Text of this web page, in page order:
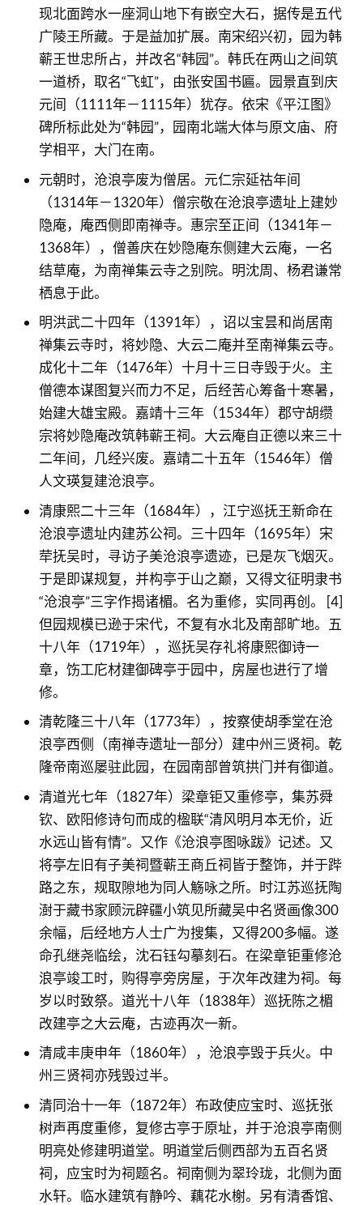
现北面跨水一座洞山地下有嵌空大石，据传是五代
广陵王所藏。于是益加扩展。南宋绍兴初，园为韩
蕲王世忠所占，并改名“韩园”。韩氏在两山之间筑
一道桥，取名“飞虹”，由张安国书匾。园景直到庆
元间（1111年－1115年）犹存。依宋《平江图》
碑所标此处为“韩园”，园南北端大体与原文庙、府
学相平，大门在南。
元朝时，沧浪亭废为僧居。元仁宗延祜年间
（1314年－1320年）僧宗敬在沧浪亭遗址上建妙
隐庵，庵西侧即南禅寺。惠宗至正间（1341年－
1368年），僧善庆在妙隐庵东侧建大云庵，一名
结草庵，为南禅集云寺之别院。明沈周、杨君谦常
栖息于此。
明洪武二十四年（1391年），诏以宝昙和尚居南
禅集云寺时，将妙隐、大云二庵并至南禅集云寺。
成化十二年（1476年）十月十三日寺毁于火。主
僧德本谋图复兴而力不足，后经苦心筹备十寒暑，
始建大雄宝殿。嘉靖十三年（1534年）郡守胡缵
宗将妙隐庵改筑韩蕲王祠。大云庵自正德以来三十
二年间，几经兴废。嘉靖二十五年（1546年）僧
人文瑛复建沧浪亭。
清康熙二十三年（1684年），江宁巡抚王新命在
沧浪亭遗址内建苏公祠。三十四年（1695年）宋
荦抚吴时，寻访子美沧浪亭遗迹，已是灰飞烟灭。
于是即谋规复，并构亭于山之巅，又得文征明隶书
“沧浪亭”三字作揭诸楣。名为重修，实同再创。 [4]
但园规模已逊于宋代，不复有水北及南部旷地。五
十八年（1719年），巡抚吴存礼将康熙御诗一
章，饬工庀材建御碑亭于园中，房屋也进行了增
修。
清乾隆三十八年（1773年），按察使胡季堂在沧
浪亭西侧（南禅寺遗址一部分）建中州三贤祠。乾
隆帝南巡屡驻此园，在园南部曾筑拱门并有御道。
清道光七年（1827年）梁章钜又重修亭，集苏舜
钦、欧阳修诗句而成的楹联“清风明月本无价，近
水远山皆有情”。又作《沧浪亭图咏跋》记述。又
将亭左旧有子美祠暨蕲王商丘祠皆于整饰，并于跸
路之东，规取隙地为同人觞咏之所。时江苏巡抚陶
澍于藏书家顾沅辟疆小筑见所藏吴中名贤画像300
余幅，后经地方人士广为搜集，又得200多幅。遂
命孔继尧临绘，沈石钰勾摹刻石。在梁章钜重修沧
浪亭竣工时，购得亭旁房屋，于次年改建为祠。每
岁以时致祭。道光十八年（1838年）巡抚陈之楣
改建亭之大云庵，古迹再次一新。
清咸丰庚申年（1860年），沧浪亭毁于兵火。中
州三贤祠亦残毁过半。
清同治十一年（1872年）布政使应宝时、巡抚张
树声再度重修，复修古亭于原址，并于沧浪亭南侧
明亮处修建明道堂。明道堂后侧西部为五百名贤
祠，应宝时为祠题名。祠南侧为翠玲珑，北侧为面
水轩。临水建筑有静吟、藕花水榭。另有清香馆、